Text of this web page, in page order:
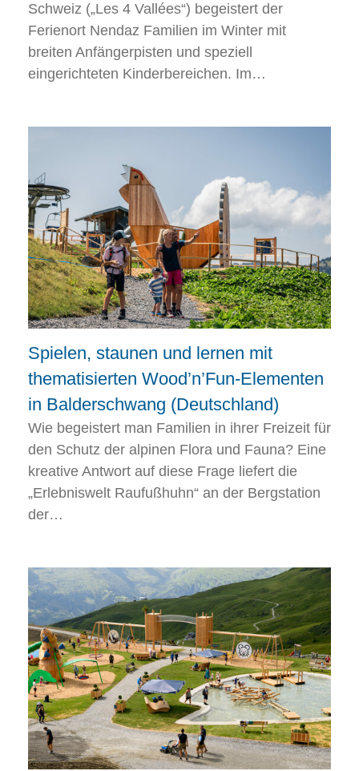
Schweiz („Les 4 Vallées“) begeistert der
Ferienort Nendaz Familien im Winter mit
breiten Anfängerpisten und speziell
eingerichteten Kinderbereichen. Im…
Spielen, staunen und lernen mit
thematisierten Wood’n’Fun-Elementen
in Balderschwang (Deutschland)
Wie begeistert man Familien in ihrer Freizeit für
den Schutz der alpinen Flora und Fauna? Eine
kreative Antwort auf diese Frage liefert die
„Erlebniswelt Raufußhuhn“ an der Bergstation
der…